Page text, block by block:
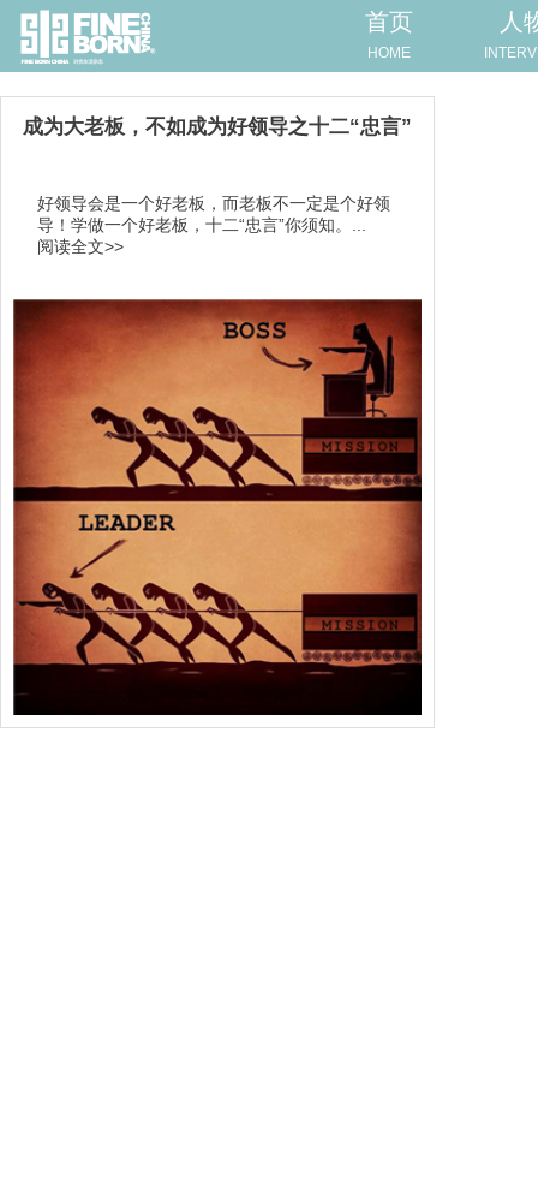
首页
HOME
人
成为大老板，不如成为好领导之十二“忠言”
好领导会是一个好老板，而老板不一定是个好领
导！学做一个好老板，十二“忠言”你须知。...
阅读全文>>